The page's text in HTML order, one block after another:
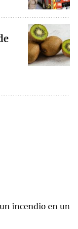
incendio en un